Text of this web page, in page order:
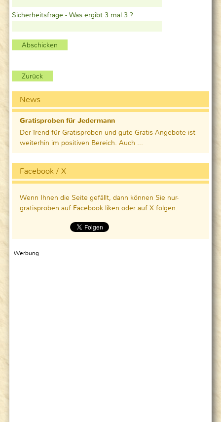
Sicherheitsfrage - Was ergibt 3 mal 3 ?
Zurück
News
Gratisproben für Jedermann
Der Trend für Gratisproben und gute Gratis-Angebote ist
weiterhin im positiven Bereich. Auch ...
Facebook / X
Wenn Ihnen die Seite gefällt, dann können Sie nur-
gratisproben auf Facebook liken oder auf X folgen.
Werbung